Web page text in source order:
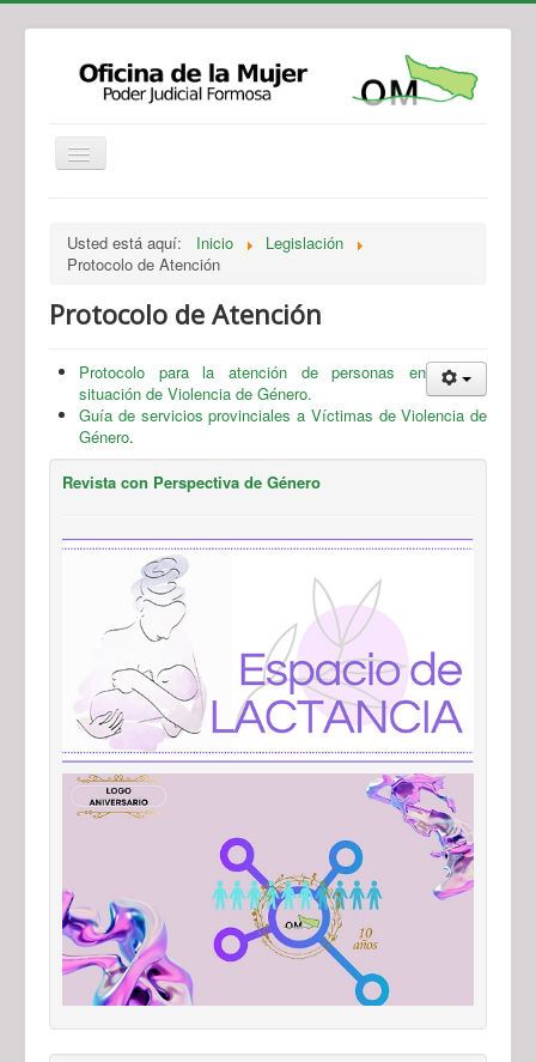
Legislación
Novedades
Usted está aquí: Inicio
Legislación
Protocolo de Atención
Protocolo de Atención
Protocolo para la atención de personas en
situación de Violencia de Género.
Guía de servicios provinciales a Víctimas de Violencia de
Género.
Revista con Perspectiva de Género